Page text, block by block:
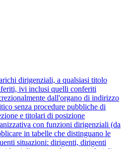
dirigenziali, a qualsiasi titolo
ivi inclusi quelli conferiti
dall'organo di indirizzo
senza procedure pubbliche di
e titolari di posizione
con funzioni dirigenziali (da
in tabelle che distinguano le
situazioni: dirigenti, dirigenti